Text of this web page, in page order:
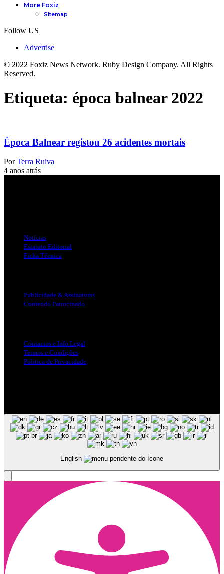
More Foxiz
Sitemap
Follow US
Advertise
© 2022 Foxiz News Network. Ruby Design Company. All Rights
Reserved.
Etiqueta: época balnear 2022
Época Balnear registou 26 acidentes mortais
Por Terra Ruiva
4 anos atrás
Notícias
Estatuto Editorial
Ficha Técnica
Publicidade & Assinaturas
Conteúdo Patrocinado
Contactos e Info Legal
Termos e Condições
Politica de Privacidade
English